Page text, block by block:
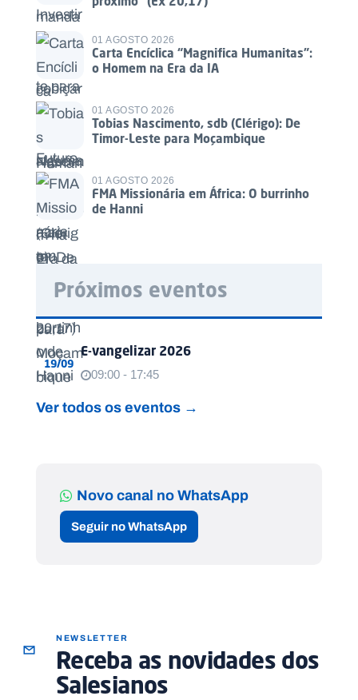
01 AGOSTO 2026
Carta Encíclica “Magnifica Humanitas”:
o Homem na Era da IA
01 AGOSTO 2026
Tobias Nascimento, sdb (Clérigo): De
Timor-Leste para Moçambique
01 AGOSTO 2026
FMA Missionária em África: O burrinho
de Hanni
Próximos eventos
19/09
E-vangelizar 2026
09:00 - 17:45
Ver todos os eventos →
Novo canal no WhatsApp
Seguir no WhatsApp
NEWSLETTER
Receba as novidades dos
Salesianos